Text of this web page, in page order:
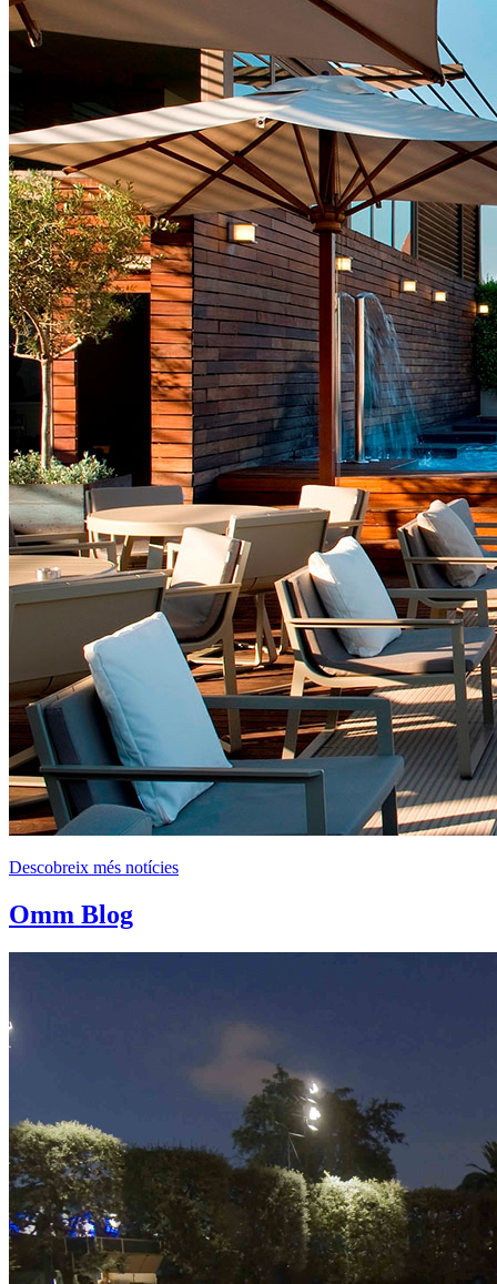
Descobreix més notícies
Omm Blog